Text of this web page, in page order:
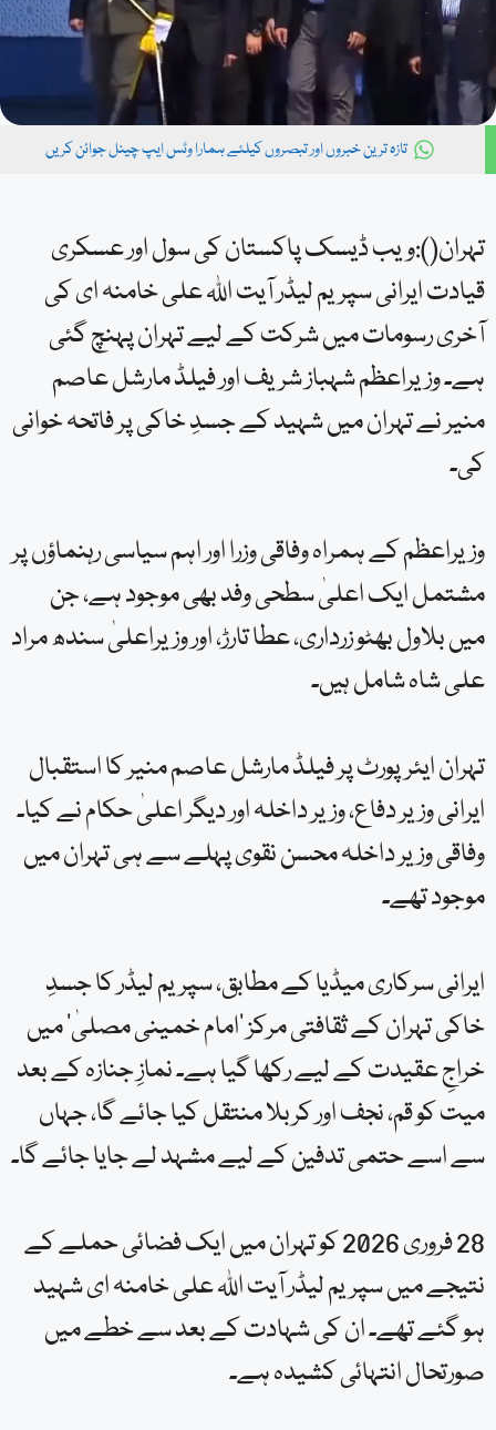
تازہ ترین خبروں اور تبصروں کیلئے ہمارا وٹس ایپ چینل جوائن کریں
تہران():ویب ڈیسک پاکستان کی سول اور عسکری
قیادت ایرانی سپریم لیڈر آیت اللہ علی خامنہ ای کی
آخری رسومات میں شرکت کے لیے تہران پہنچ گئی
ہے۔ وزیراعظم شہباز شریف اور فیلڈ مارشل عاصم
منیر نے تہران میں شہید کے جسدِ خاکی پر فاتحہ خوانی
کی۔
وزیراعظم کے ہمراہ وفاقی وزرا اور اہم سیاسی رہنماؤں پر
مشتمل ایک اعلیٰ سطحی وفد بھی موجود ہے، جن
میں بلاول بھٹو زرداری، عطا تارڑ، اور وزیراعلیٰ سندھ مراد
علی شاہ شامل ہیں۔
تہران ایئرپورٹ پر فیلڈ مارشل عاصم منیر کا استقبال
ایرانی وزیر دفاع، وزیر داخلہ اور دیگر اعلیٰ حکام نے کیا۔
وفاقی وزیر داخلہ محسن نقوی پہلے سے ہی تہران میں
موجود تھے۔
ایرانی سرکاری میڈیا کے مطابق، سپریم لیڈر کا جسدِ
خاکی تہران کے ثقافتی مرکز ’امام خمینی مصلیٰ‘ میں
خراجِ عقیدت کے لیے رکھا گیا ہے۔ نمازِ جنازہ کے بعد
میت کو قم، نجف اور کربلا منتقل کیا جائے گا، جہاں
سے اسے حتمی تدفین کے لیے مشہد لے جایا جائے گا۔
28 فروری 2026 کو تہران میں ایک فضائی حملے کے
نتیجے میں سپریم لیڈر آیت اللہ علی خامنہ ای شہید
ہو گئے تھے۔ ان کی شہادت کے بعد سے خطے میں
صورتحال انتہائی کشیدہ ہے۔